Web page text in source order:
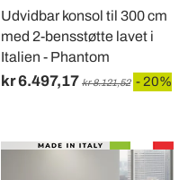
Udvidbar konsol til 300 cm
med 2-bensstøtte lavet i
Italien - Phantom
kr 6.497,17 kr 8.121,52 - 20%